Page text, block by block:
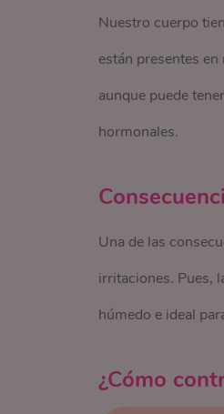
Nuestro cuerpo
están presentes
aunque puede
hormonales.
Una de las
irritaciones. Pues,
húmedo e ideal
¿Cómo